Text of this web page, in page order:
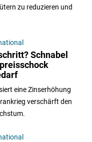
zu reduzieren und
Schnabel
eine Zinserhöhung
verschärft den